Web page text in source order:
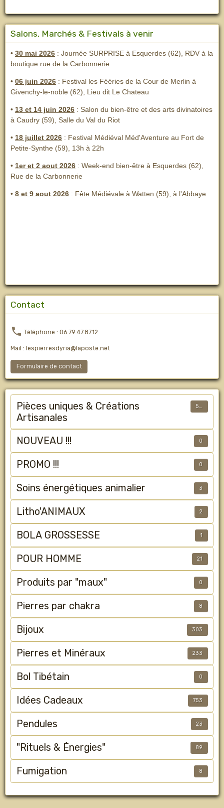
Salons, Marchés & Festivals à venir
• 30 mai 2026 : Journée SURPRISE à Esquerdes (62), RDV à la
boutique rue de la Carbonnerie
• 06 juin 2026 : Festival les Fééries de la Cour de Merlin à
Givenchy-le-noble (62), Lieu dit Le Chateau
• 13 et 14 juin 2026 : Salon du bien-être et des arts divinatoires
à Caudry (59), Salle du Val du Riot
• 18 juillet 2026 : Festival Médiéval Méd'Aventure au Fort de
Petite-Synthe (59), 13h à 22h
• 1er et 2 aout 2026 : Week-end bien-être à Esquerdes (62),
Rue de la Carbonnerie
• 8 et 9 aout 2026 : Fête Médiévale à Watten (59), à l'Abbaye
Contact
Téléphone : 06.79.47.87.12
Mail : lespierresdyria@laposte.net
Formulaire de contact
Pièces uniques & Créations
Artisanales
NOUVEAU !!! 0
PROMO !!! 0
Soins énergétiques animalier 3
Litho'ANIMAUX 2
BOLA GROSSESSE 1
POUR HOMME 21
Produits par "maux" 0
Pierres par chakra 8
Bijoux 303
Pierres et Minéraux 233
Bol Tibétain 0
Idées Cadeaux 753
Pendules 23
"Rituels & Énergies" 89
Fumigation 8